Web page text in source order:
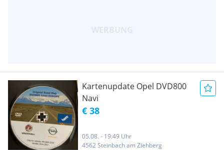
Kartenupdate Opel DVD800
Navi
€ 38
05.08. - 19:49 Uhr
4562 Steinbach am Ziehberg